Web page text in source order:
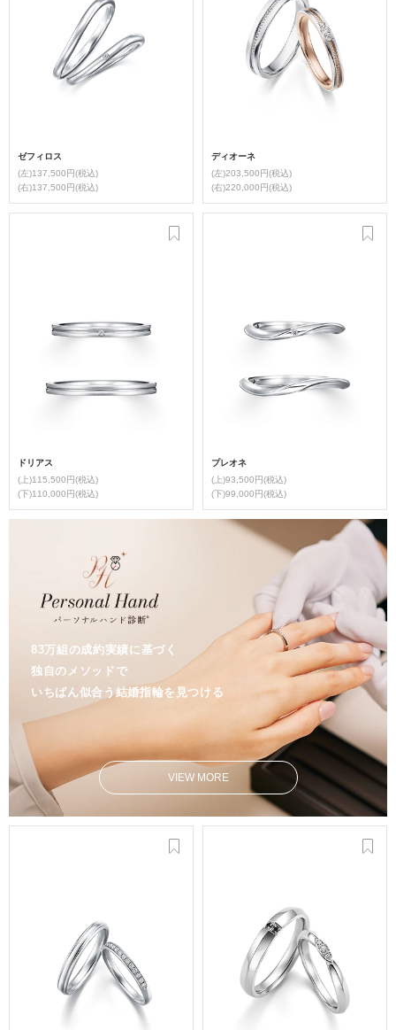
ゼフィロス
(左)137,500円(税込)
(右)137,500円(税込)
ディオーネ
(左)203,500円(税込)
(右)220,000円(税込)
ドリアス
(上)115,500円(税込)
(下)110,000円(税込)
プレオネ
(上)93,500円(税込)
(下)99,000円(税込)
VIEW MORE
83万組の成約実績に基づく
独自のメソッドで
いちばん似合う結婚指輪を見つける